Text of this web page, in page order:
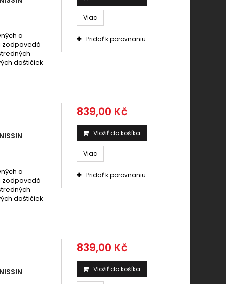
CRF 450 R 2002-2018
450 R Efi 2013 - 2019
450 RX Efi 2017 - 2019
CRF 450 X 2004-2009
CRF 450 X 2005 - 2019
CRF 450 X 2005-2017
450 X 2013-2016
CRM 450 2007 -
EX 450 Sporttrax 2001 -
TRX 450 Foreman ES, Foreman S 1998 - 2004
TRX 450 R 2004 - 2009
a
zodpovedá
doštičiek
Viac
Pridať k porovnaniu
a
zodpovedá
doštičiek
839,00 Kč
Vložiť do košíka
Viac
Pridať k porovnaniu
839,00 Kč
Vložiť do košíka